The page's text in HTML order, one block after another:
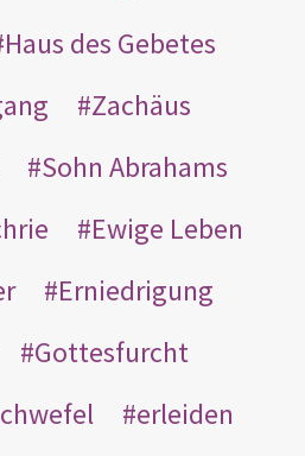
Haus des Gebetes
Zachäus
Sohn Abrahams
Ewige Leben
Erniedrigung
Gottesfurcht
erleiden